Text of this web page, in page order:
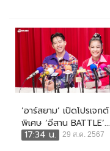
‘อาร์สยาม’ เปิดโปรเจกต์
พิเศษ ‘อีสาน BATTLE’...
17:34 น.
29 ส.ค. 2567